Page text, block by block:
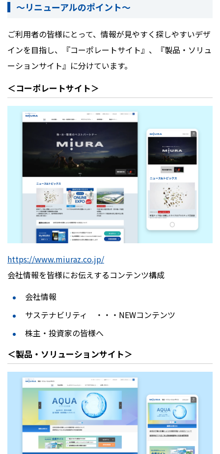
～リニューアルのポイント～
ご利用者の皆様にとって、情報が見やすく探しやすいデザ
インを目指し、『コーポレートサイト』、『製品・ソリュ
ーションサイト』に分けています。
＜コーポレートサイト＞
https://www.miuraz.co.jp/
会社情報を皆様にお伝えするコンテンツ構成
会社情報
サステナビリティ ・・・NEWコンテンツ
株主・投資家の皆様へ
＜製品・ソリューションサイト＞